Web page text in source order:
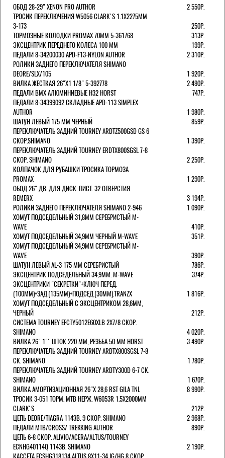
ОБОД 28-29" XENON PRO AUTHOR
2 550Р.
ТРОСИК ПЕРЕКЛЮЧЕНИЯ W5056 CLARK'S 1.1Х2275ММ
3-173
250Р.
ТОРМОЗНЫЕ КОЛОДКИ PROMAX 70ММ 5-361768
313Р.
ЭКСЦЕНТРИК ПЕРЕДНЕГО КОЛЕСА 100 ММ
199Р.
ПЕДАЛИ 8-34200030 APD-F13-NYLON AUTHOR
2 310Р.
РОЛИКИ ЗАДНЕГО ПЕРЕКЛЮЧАТЕЛЯ SHIMANO
DEORE/SLX/105
1 920Р.
ВИЛКА ЖЕСТКАЯ 26"Х1 1/8" 5-392778
2 490Р.
ПЕДАЛИ BMX АЛЮМИНИЕВЫЕ H32 HORST
747Р.
ПЕДАЛИ 8-34399092 СКЛАДНЫЕ APD-113 SIMPLEX
AUTHOR
1 980Р.
ШАТУН ЛЕВЫЙ 175 ММ ЧЕРНЫЙ
859Р.
ПЕРЕКЛЮЧАТЕЛЬ ЗАДНИЙ TOURNEY ARDTZ500GSD GS 6
СКОР.SHIMANO
1 390Р.
ПЕРЕКЛЮЧАТЕЛЬ ЗАДНИЙ TOURNEY ERDTX800SGSL 7-8
СКОР. SHIMANO
2 250Р.
КОЛПАЧОК ДЛЯ РУБАШКИ ТРОСИКА ТОРМОЗА
PROMAX
1 290Р.
ОБОД 26" ДВ. ДЛЯ ДИСК. ПИСТ. 32 ОТВЕРСТИЯ
REMERX
3 194Р.
РОЛИКИ ЗАДНЕГО ПЕРЕКЛЮЧАТЕЛЯ SHIMANO 2-946
1 090Р.
ХОМУТ ПОДСЕДЕЛЬНЫЙ 31,8ММ СЕРЕБРИСТЫЙ M-
WAVE
410Р.
ХОМУТ ПОДСЕДЕЛЬНЫЙ 34,9ММ ЧЕРНЫЙ M-WAVE
351Р.
ХОМУТ ПОДСЕДЕЛЬНЫЙ 34,9ММ СЕРЕБРИСТЫЙ M-
WAVE
390Р.
ШАТУН ЛЕВЫЙ AL-3 175 ММ СЕРЕБРИСТЫЙ
786Р.
ЭКСЦЕНТРИК ПОДСЕДЕЛЬНЫЙ 34,9ММ. M-WAVE
374Р.
ЭКСЦЕНТРИКИ "СЕКРЕТКИ"+КЛЮЧ ПЕРЕД.
(100ММ)+ЗАД.(135ММ)+ПОДСЕД.(30ММ).TRANZX
1 816Р.
ХОМУТ ПОДСЕДЕЛЬНЫЙ С ЭКСЦЕНТРИКОМ 28,6ММ,
ЧЕРНЫЙ
212Р.
СИСТЕМА TOURNEY EFCTY5012E60XLB 2X7/8 СКОР.
SHIMANO
4 020Р.
ВИЛКА 26" 1'' ШТОК 220 ММ, РЕЗЬБА 50 ММ HORST
3 490Р.
ПЕРЕКЛЮЧАТЕЛЬ ЗАДНИЙ TOURNEY ARDTX800SGSL 7-8
СК. SHIMANO
1 780Р.
ПЕРЕКЛЮЧАТЕЛЬ ЗАДНИЙ TOURNEY ARDTY300D 6-7 СК.
SHIMANO
1 670Р.
ВИЛКА АМОРТИЗАЦИОННАЯ 26"Х 28,6 RST GILA TNL
8 990Р.
ТРОСИК 3-051 ТОРМ. MTB НЕРЖ. W6053R 1.5Х2000ММ
СLARK'S
212Р.
ЦЕПЬ DEORE/TIAGRA 114ЗВ. 9 СКОР. SHIMANO
2 968Р.
ПЕДАЛИ MTB/CROSS/ TREKKING AUTHOR
890Р.
ЦЕПЬ 6-8 СКОР. ALIVIO/ACERA/ALTUS/TOURNEY
ECNHG40114Q 114ЗВ. SHIMANO
2 190Р.
КАССЕТА ECSHG318134 ALTUS 8Х11-34 IG/HG 8 СКОР.